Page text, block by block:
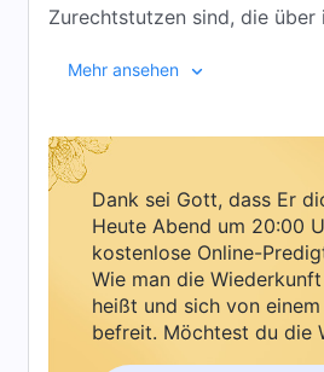
Zurechtstutzen sind, die
Maßregelung und
willkommen heißen zu
Weg der Errettung zu gehen …
Mehr ansehen
Dank sei Gott, dass Er
Heute Abend um 20:00
kostenlose Online-
Wie man die
heißt und sich von
befreit. Möchtest du die
Segen empfangen?